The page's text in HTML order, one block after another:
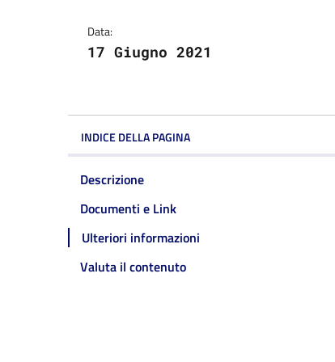
Data:
17 Giugno 2021
INDICE DELLA PAGINA
Descrizione
Documenti e Link
Ulteriori informazioni
Valuta il contenuto